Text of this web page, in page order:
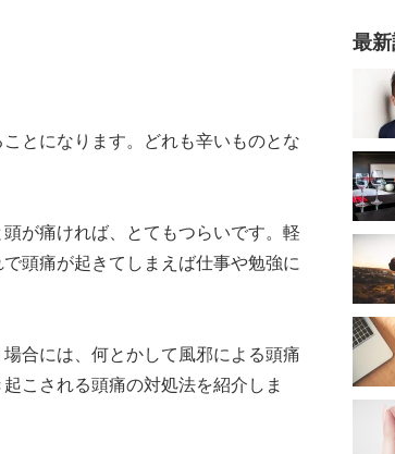
とになります。どれも辛いものとな
が痛ければ、とてもつらいです。軽
頭痛が起きてしまえば仕事や勉強に
合には、何とかして風邪による頭痛
こされる頭痛の対処法を紹介しま
最